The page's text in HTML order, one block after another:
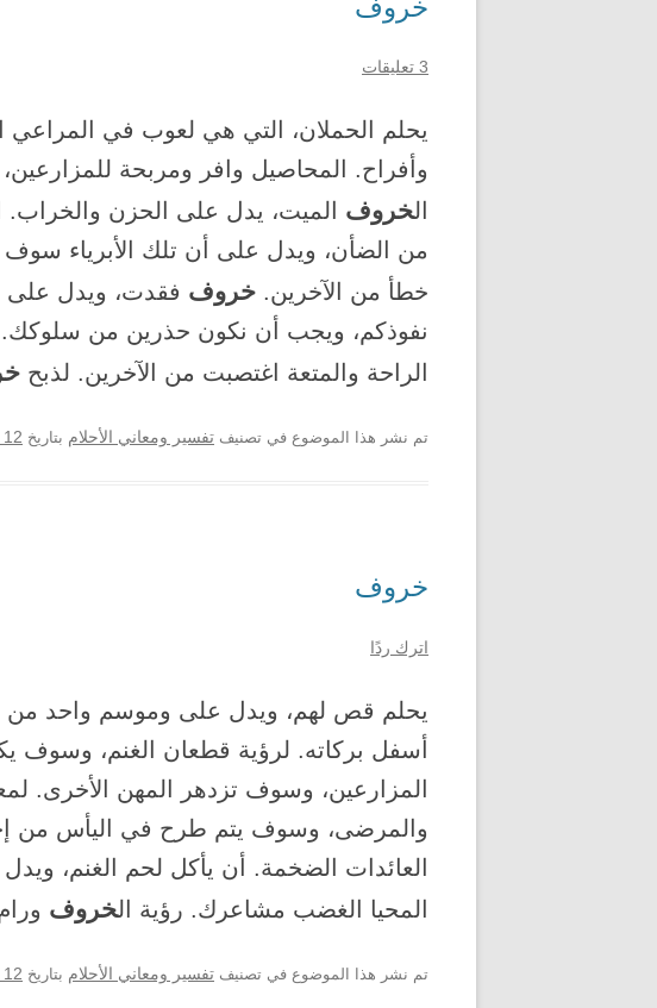
خروف
3 تعليقات
يحلم الحملان، التي هي لعوب في
وأفراح. المحاصيل وافر ومربحة للمزارعين،
الخروف الميت، يدل على الحزن
من الضأن، ويدل على أن تلك الأبرياء
خطأ من الآخرين. خروف فقدت، ويدل على
نفوذكم، ويجب أن نكون حذرين من سلوكك.
الراحة والمتعة اغتصبت من الآخرين. لذبح
تم نشر هذا الموضوع في تصنيف تفسير ومعاني الأحلام بتاريخ 12 نوفمبر, 2012
خروف
اترك ردًا
يحلم قص لهم، ويدل على وموسم واحد من
أسفل بركاته. لرؤية قطعان الغنم، وسوف
المزارعين، وسوف تزدهر المهن الأخرى.
والمرضى، وسوف يتم طرح في اليأس من
العائدات الضخمة. أن يأكل لحم الغنم،
المحيا الغضب مشاعرك. رؤية الخروف
تم نشر هذا الموضوع في تصنيف تفسير ومعاني الأحلام بتاريخ 12 نوفمبر, 2012